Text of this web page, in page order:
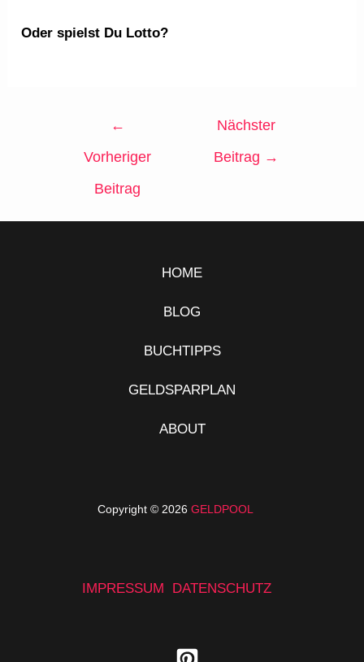
Oder spielst Du Lotto?
←
Vorheriger
Beitrag
Nächster
Beitrag →
HOME
BLOG
BUCHTIPPS
GELDSPARPLAN
ABOUT
Copyright © 2026 GELDPOOL
IMPRESSUM DATENSCHUTZ